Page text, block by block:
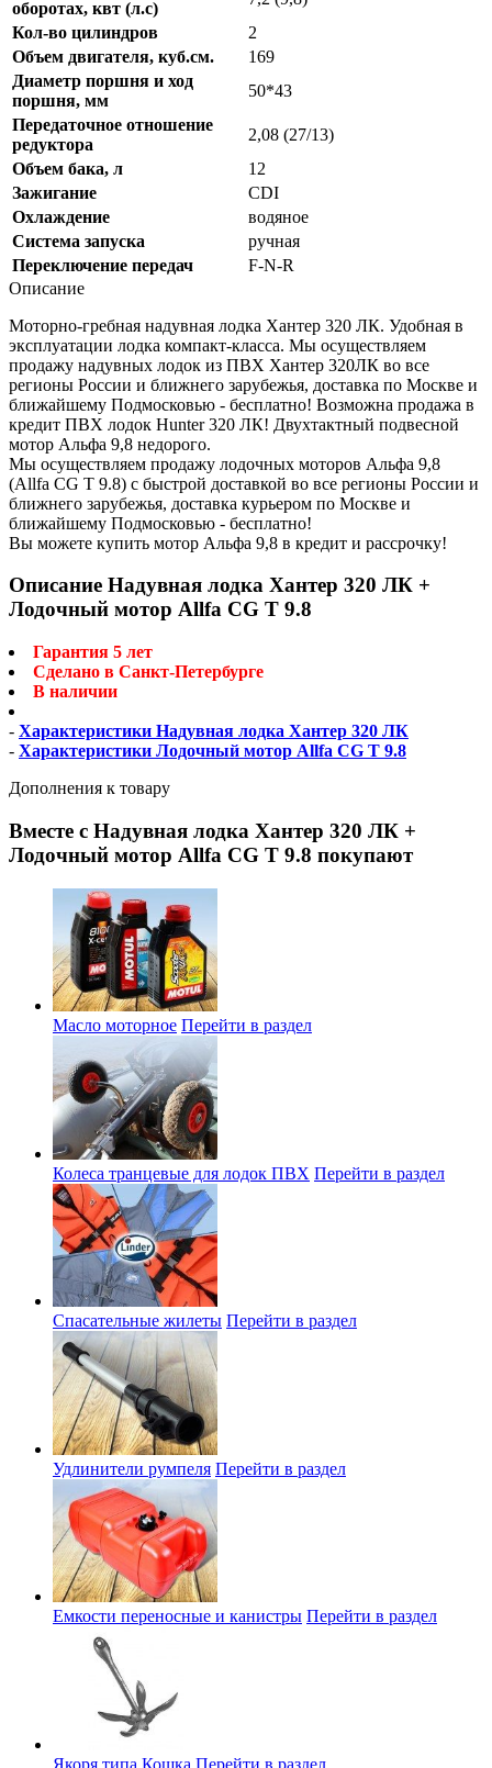
оборотах, квт (л.с)
Кол-во цилиндров
2
Объем двигателя, куб.см.
169
Диаметр поршня и ход
поршня, мм
50*43
Передаточное отношение
редуктора
2,08 (27/13)
Объем бака, л
12
Зажигание
CDI
Охлаждение
водяное
Система запуска
ручная
Переключение передач
F-N-R
Описание
Моторно-гребная надувная лодка Хантер 320 ЛК. Удобная в
эксплуатации лодка компакт-класса. Мы осуществляем
продажу надувных лодок из ПВХ Хантер 320ЛК во все
регионы России и ближнего зарубежья, доставка по Москве и
ближайшему Подмосковью - бесплатно! Возможна продажа в
кредит ПВХ лодок Hunter 320 ЛК! Двухтактный подвесной
мотор Альфа 9,8 недорого.
Мы осуществляем продажу лодочных моторов Альфа 9,8
(Allfa CG T 9.8) с быстрой доставкой во все регионы России и
ближнего зарубежья, доставка курьером по Москве и
ближайшему Подмосковью - бесплатно!
Вы можете купить мотор Альфа 9,8 в кредит и рассрочку!
Описание Надувная лодка Хантер 320 ЛК +
Лодочный мотор Allfa CG T 9.8
Гарантия 5 лет
Сделано в Санкт-Петербурге
В наличии
- Характеристики Надувная лодка Хантер 320 ЛК
- Характеристики Лодочный мотор Allfa CG T 9.8
Дополнения к товару
Вместе с Надувная лодка Хантер 320 ЛК +
Лодочный мотор Allfa CG T 9.8 покупают
Масло моторное Перейти в раздел
Колеса транцевые для лодок ПВХ Перейти в раздел
Спасательные жилеты Перейти в раздел
Удлинители румпеля Перейти в раздел
Емкости переносные и канистры Перейти в раздел
Якоря типа Кошка Перейти в раздел